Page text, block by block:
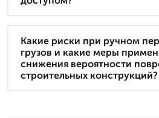
Какие риски при ручном
грузов и какие меры
снижения вероятности
строительных конструкций?